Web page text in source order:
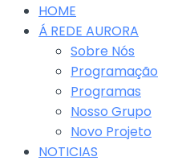
HOME
Á REDE AURORA
Sobre Nós
Programação
Programas
Nosso Grupo
Novo Projeto
NOTICIAS